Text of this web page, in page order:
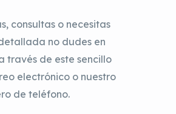
consultas o necesitas
no dudes en
través de este sencillo
electrónico o nuestro
de teléfono.